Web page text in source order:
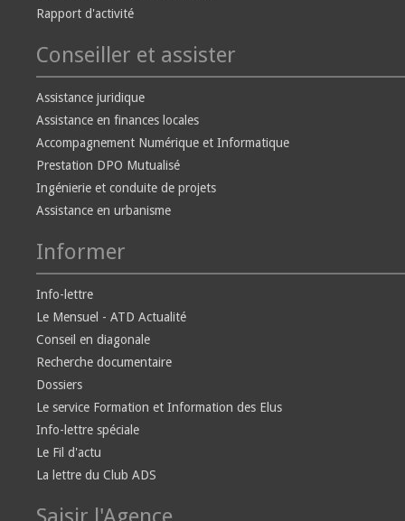
Rapport d'activité
Conseiller et assister
Assistance juridique
Assistance en finances locales
Accompagnement Numérique et Informatique
Prestation DPO Mutualisé
Ingénierie et conduite de projets
Assistance en urbanisme
Informer
Info-lettre
Le Mensuel - ATD Actualité
Conseil en diagonale
Recherche documentaire
Dossiers
Le service Formation et Information des Elus
Info-lettre spéciale
Le Fil d'actu
La lettre du Club ADS